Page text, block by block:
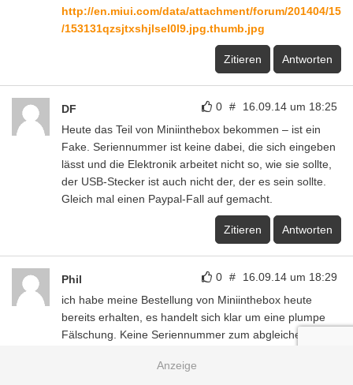
http://en.miui.com/data/attachment/forum/201404/15
/153131qzsjtxshjlsel0l9.jpg.thumb.jpg
Zitieren Antworten
0 # 16.09.14 um 18:25
DF
Heute das Teil von Miniinthebox bekommen – ist ein
Fake. Seriennummer ist keine dabei, die sich eingeben
lässt und die Elektronik arbeitet nicht so, wie sie sollte,
der USB-Stecker ist auch nicht der, der es sein sollte.
Gleich mal einen Paypal-Fall auf gemacht.
Zitieren Antworten
0 # 16.09.14 um 18:29
Phil
ich habe meine Bestellung von Miniinthebox heute
bereits erhalten, es handelt sich klar um eine plumpe
Fälschung. Keine Seriennummer zum abgleichen, keine
billigst zusammengesteckt statt geschraubt.